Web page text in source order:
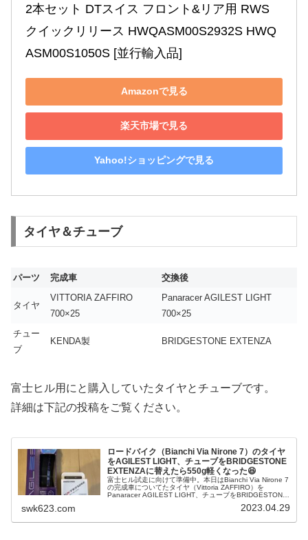
2本セット DTスイス フロント&リア用 RWS
クイックリリース HWQASM00S2932S HWQ
ASM00S1050S [並行輸入品]
Amazonで見る
楽天市場で見る
Yahoo!ショッピングで見る
タイヤ＆チューブ
パーツ 完成車 交換後
タイヤ
VITTORIA ZAFFIRO
700×25
Panaracer AGILEST LIGHT
700×25
チュー
ブ
KENDA製 BRIDGESTONE EXTENZA
富士ヒル用にと購入していたタイヤとチューブです。
詳細は下記の投稿をご覧ください。
ロードバイク（Bianchi Via Nirone 7）のタイヤ
をAGILEST LIGHT、チューブをBRIDGESTONE
EXTENZAに替えたら550g軽くなった😆
富士ヒル試走に向けて準備中。本日はBianchi Via Nirone 7
の完成車についてたタイヤ（Vittoria ZAFFIRO）を
Panaracer AGILEST LIGHT、チューブをBRIDGESTONE
swk623.com 2023.04.29